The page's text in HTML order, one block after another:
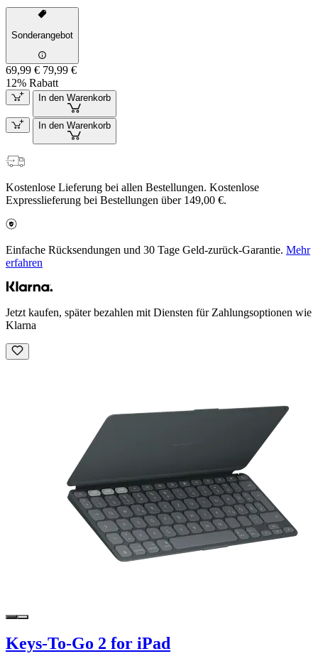
Sonderangebot
69,99 € 79,99 €
12% Rabatt
In den Warenkorb
In den Warenkorb
Kostenlose Lieferung bei allen Bestellungen. Kostenlose
Expresslieferung bei Bestellungen über 149,00 €.
Einfache Rücksendungen und 30 Tage Geld-zurück-Garantie. Mehr
erfahren
Jetzt kaufen, später bezahlen mit Diensten für Zahlungsoptionen wie
Klarna
Keys-To-Go 2 for iPad